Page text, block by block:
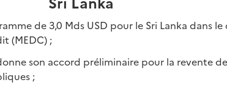
de 3,0 Mds USD pour le Sri Lanka dans
(MEDC) ;
son accord préliminaire pour la revente
;